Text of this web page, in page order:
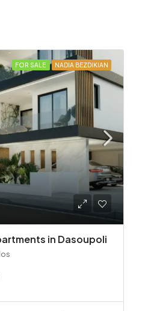
FOR SALE NADIA BEZDIKIAN
in Dasoupoli